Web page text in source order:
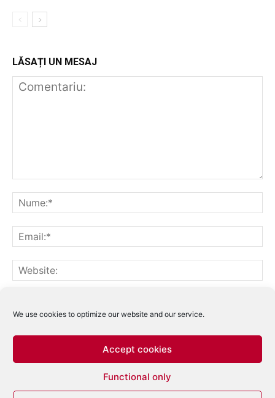
We use cookies to optimize our website and our service.
Accept cookies
Functional only
LĂSAȚI UN MESAJ
Notifică-mă prin email când sunt publicate articole noi.
Acest site folosește Akismet pentru a reduce
Află cum sunt procesate datele